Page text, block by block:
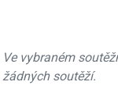
Ve vybraném
žádných soutěží.